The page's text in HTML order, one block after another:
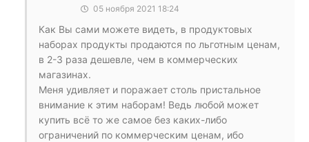
05 ноября 2021 18:24
Как Вы сами можете видеть, в продуктовых
наборах продукты продаются по льготным ценам,
в 2-3 раза дешевле, чем в коммерческих
магазинах.
Меня удивляет и поражает столь пристальное
внимание к этим наборам! Ведь любой может
купить всё то же самое без каких-либо
ограничений по коммерческим ценам, ибо